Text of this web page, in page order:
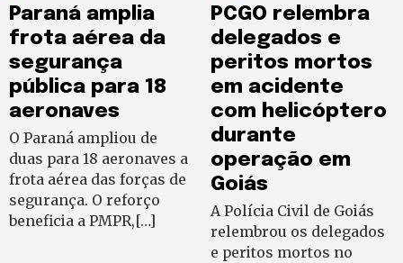
Paraná amplia
frota aérea da
segurança
pública para 18
aeronaves
O Paraná ampliou de
duas para 18 aeronaves a
frota aérea das forças de
segurança. O reforço
beneficia a PMPR,[…]
PCGO relembra
delegados e
peritos mortos
em acidente
com helicóptero
durante
operação em
Goiás
A Polícia Civil de Goiás
relembrou os delegados
e peritos mortos no